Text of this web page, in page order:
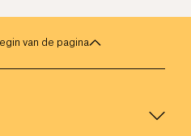
van de pagina